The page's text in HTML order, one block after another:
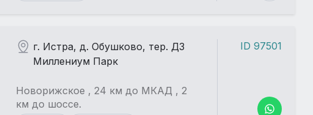
г. Истра, д. Обушково, тер. ДЗ
Миллениум Парк
Новорижское , 24 км до МКАД , 2
км до шоссе.
ID 97501